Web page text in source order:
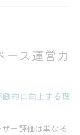
ーター獲得に
信頼性を高め
した集客戦略
ース運営力
的に向上する理
ー評価は単なる